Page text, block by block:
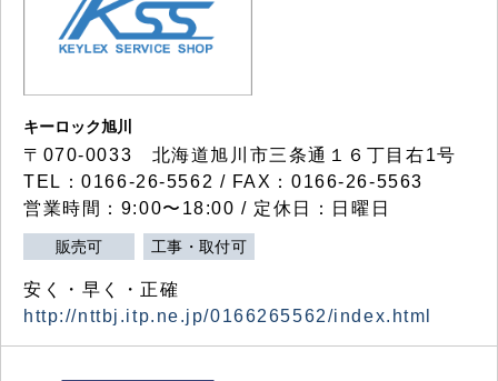
キーロック旭川
〒070-0033 北海道旭川市三条通１６丁目右1号
TEL：0166-26-5562 / FAX：0166-26-5563
営業時間：9:00〜18:00 / 定休日：日曜日
販売可 工事・取付可
安く・早く・正確
http://nttbj.itp.ne.jp/0166265562/index.html